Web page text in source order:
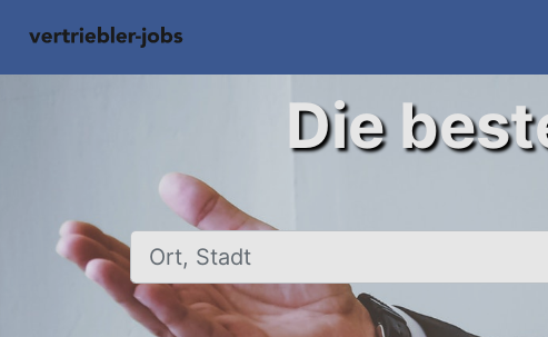
Die
Ort, Stadt